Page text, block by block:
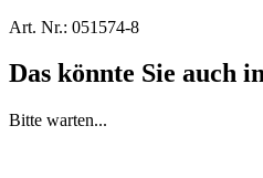
Art. Nr.: 051574-8
Das könnte Sie auch
Bitte warten...